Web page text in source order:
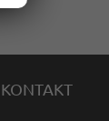
KONTAKT